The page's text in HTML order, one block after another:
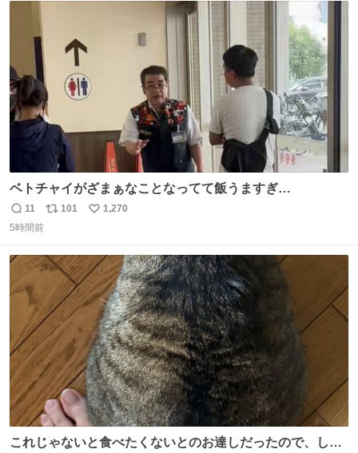
ベトチャイがざまぁなことなってて飯うますぎ
る〜〜〜！！！！！！！！ 店員さんの神対応によって先頭
並んでたのに列からハブられてたwwwwwwwwwwww
返
信
11
リ
ト
101
い
数
1,270
5時間前
これじゃないと食べたくないとのお達しだったので、しっ